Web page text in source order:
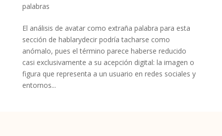
palabras
El análisis de avatar como extraña palabra para esta
sección de hablarydecir podría tacharse como
anómalo, pues el término parece haberse reducido
casi exclusivamente a su acepción digital: la imagen o
figura que representa a un usuario en redes sociales y
entornos...